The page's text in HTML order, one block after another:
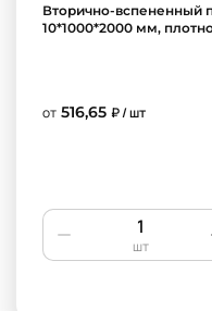
Вторично-вспененный
10*1000*2000 мм,
от 516,65 ₽ / шт
шт